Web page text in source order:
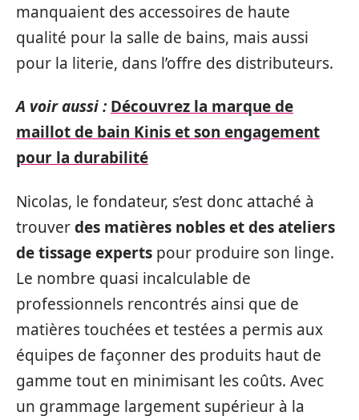
manquaient des accessoires de haute
qualité pour la salle de bains, mais aussi
pour la literie, dans l’offre des distributeurs.
A voir aussi : Découvrez la marque de
maillot de bain Kinis et son engagement
pour la durabilité
Nicolas, le fondateur, s’est donc attaché à
trouverdes matières nobles et des ateliers
de tissage experts pour produire son linge.
Le nombre quasi incalculable de
professionnels rencontrés ainsi que de
matières touchées et testées a permis aux
équipes de façonner des produits haut de
gamme tout en minimisant les coûts. Avec
un grammage largement supérieur à la